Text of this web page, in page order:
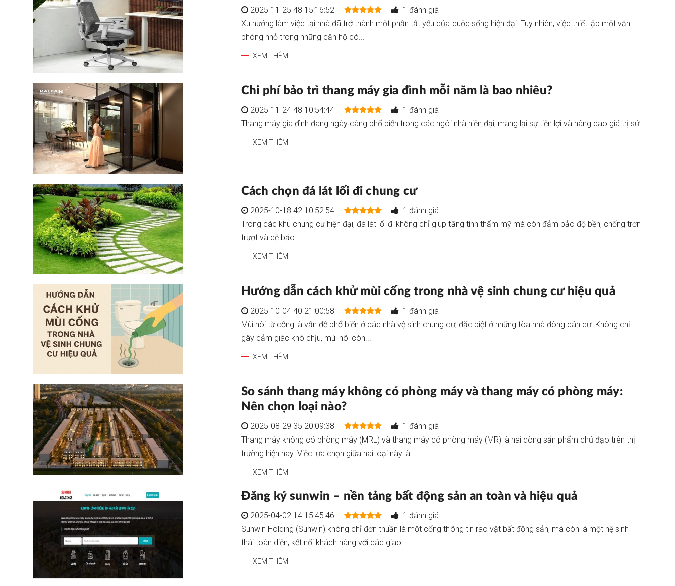
2025-11-25 48 15:16:52
1 đánh giá
Xu hướng làm việc tại nhà đã trở thành một phần tất yếu của cuộc sống hiện đại. Tuy nhiên, việc thiết lập một văn
phòng nhỏ trong những căn hộ có...
XEM THÊM
Chi phí bảo trì thang máy gia đình mỗi năm là bao nhiêu?
2025-11-24 48 10:54:44
1 đánh giá
Thang máy gia đình đang ngày càng phổ biến trong các ngôi nhà hiện đại, mang lại sự tiện lợi và nâng cao giá trị sử
XEM THÊM
Cách chọn đá lát lối đi chung cư
2025-10-18 42 10:52:54
1 đánh giá
Trong các khu chung cư hiện đại, đá lát lối đi không chỉ giúp tăng tính thẩm mỹ mà còn đảm bảo độ bền, chống trơn
trượt và dễ bảo
XEM THÊM
Hướng dẫn cách khử mùi cống trong nhà vệ sinh chung cư hiệu quả
2025-10-04 40 21:00:58
1 đánh giá
Mùi hôi từ cống là vấn đề phổ biến ở các nhà vệ sinh chung cư, đặc biệt ở những tòa nhà đông dân cư. Không chỉ
gây cảm giác khó chịu, mùi hôi còn...
XEM THÊM
So sánh thang máy không có phòng máy và thang máy có phòng máy:
Nên chọn loại nào?
2025-08-29 35 20:09:38
1 đánh giá
Thang máy không có phòng máy (MRL) và thang máy có phòng máy (MR) là hai dòng sản phẩm chủ đạo trên thị
trường hiện nay. Việc lựa chọn giữa hai loại này là...
XEM THÊM
Đăng ký sunwin – nền tảng bất động sản an toàn và hiệu quả
2025-04-02 14 15:45:46
1 đánh giá
Sunwin Holding (Sunwin) không chỉ đơn thuần là một cổng thông tin rao vặt bất động sản, mà còn là một hệ sinh
thái toàn diện, kết nối khách hàng với các giao...
XEM THÊM